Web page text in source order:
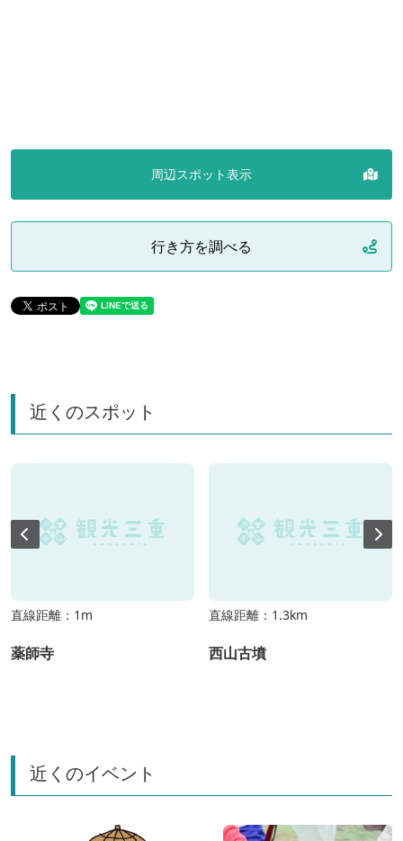
周辺スポット表示
行き方を調べる
近くのスポット
直線距離：1m
薬師寺
直線距離：1.3km
西山古墳
近くのイベント